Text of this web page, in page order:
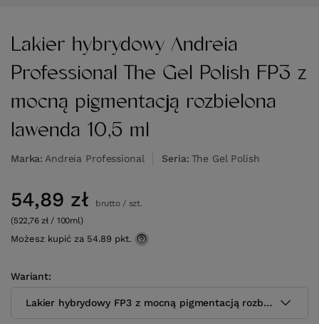
Lakier hybrydowy Andreia
Professional The Gel Polish FP3 z
mocną pigmentacją rozbielona
lawenda 10,5 ml
Marka Andreia Professional Seria The Gel Polish
Wariant
Lakier hybrydowy FP3 z mocną pigmentacją rozbielona
54,89 zł brutto/ szt.
(522,76 zł / 100ml)
Możesz kupić za 54.89 pkt.